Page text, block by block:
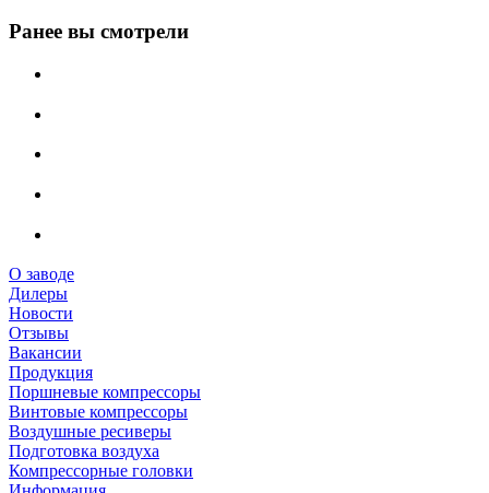
Ранее вы смотрели
О заводе
Дилеры
Новости
Отзывы
Вакансии
Продукция
Поршневые компрессоры
Винтовые компрессоры
Воздушные ресиверы
Подготовка воздуха
Компрессорные головки